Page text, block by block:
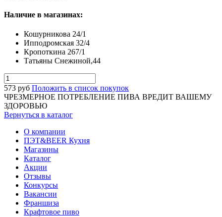
Наличие в магазинах:
Кошурникова 24/1
Ипподромская 32/4
Кропоткина 267/1
Татьяны Снежиной,44
573 руб Положить в список покупок
ЧРЕЗМЕРНОЕ ПОТРЕБЛЕНИЕ ПИВА ВРЕДИТ ВАШЕМУ
ЗДОРОВЬЮ
Вернуться в каталог
О компании
ПЭТ&BEER Кухня
Магазины
Каталог
Акции
Отзывы
Конкурсы
Вакансии
Франшиза
Крафтовое пиво